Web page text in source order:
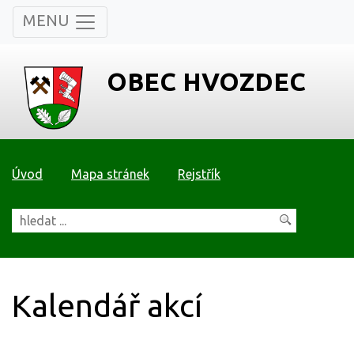
MENU
OBEC HVOZDEC
Úvod Mapa stránek Rejstřík
Kalendář akcí